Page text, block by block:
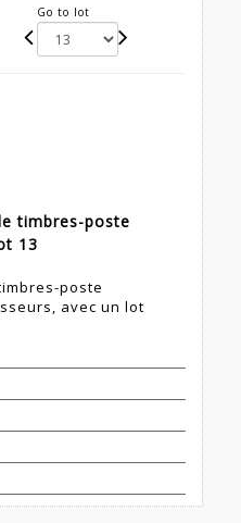
Go to lot
timbres-poste
13
poste
avec un lot